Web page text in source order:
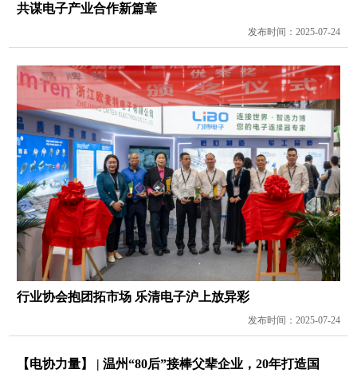
共谋电子产业合作新篇章
发布时间：2025-07-24
行业协会抱团拓市场 乐清电子沪上放异彩
发布时间：2025-07-24
【电协力量】 | 温州“80后”接棒父辈企业，20年打造国